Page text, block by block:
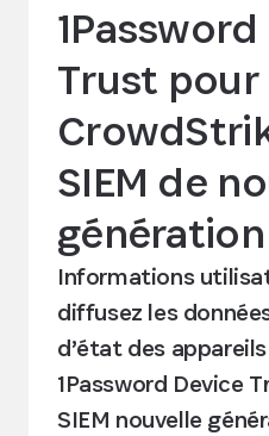
Trust pour
SIEM de
génération
Informations
diffusez les
d’état des
1Password Device
SIEM nouvelle